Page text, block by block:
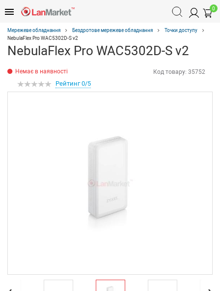
0
Мережеве обладнання Бездротове мережеве обладнання
Точки доступу
NebulaFlex Pro WAC5302D-S v2
NebulaFlex Pro WAC5302D-S v2
Немає в наявності Код товару: 35752
Рейтинг 0/5